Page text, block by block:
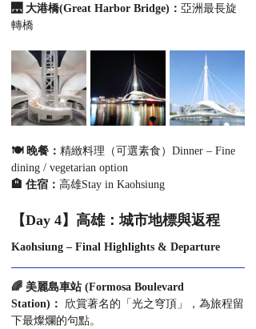
🌉 大港橋(Great Harbor Bridge)： 亞洲最長旋
轉橋
🍽️ 晚餐： 精緻料理（可選素食）Dinner – Fine
dining / vegetarian option
🏨 住宿： 高雄Stay in Kaohsiung
【Day 4】高雄：城市地標與返程
Kaohsiung – Final Highlights & Departure
🌈 美麗島車站 (Formosa Boulevard
Station)： 欣賞著名的「光之穹頂」，為旅程留
下最燦爛的句點。